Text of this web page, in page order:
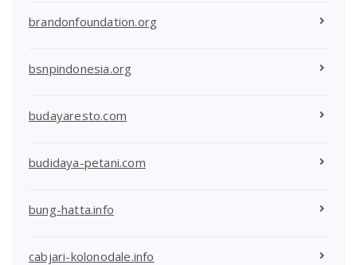
brandonfoundation.org
bsnpindonesia.org
budayaresto.com
budidaya-petani.com
bung-hatta.info
cabjari-kolonodale.info